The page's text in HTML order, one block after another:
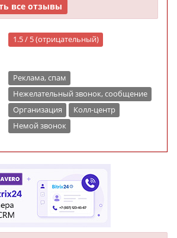
все отзывы
1.5 / 5 (отрицательный)
Реклама, спам
Нежелательный звонок, сообщение
Организация
Колл-центр
Немой звонок